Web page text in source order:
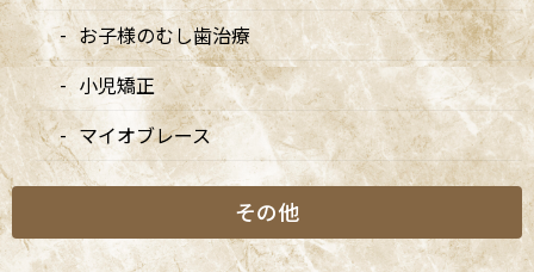
お子様のむし歯治療
小児矯正
マイオブレース
その他